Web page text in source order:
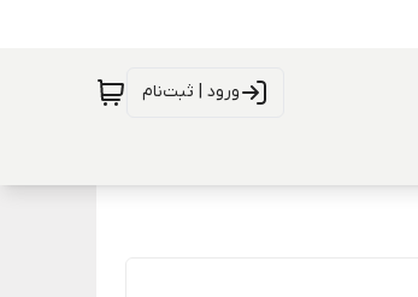
ورود | ثبت‌نام